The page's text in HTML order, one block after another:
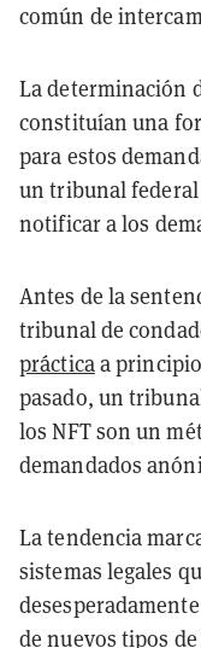
común de
La determinación
constituían una
para estos
un tribunal
notificar a los
Antes de la
tribunal de
prácticaa
pasado, un
los NFT son un
demandados
La tendencia
sistemas legales
de nuevos tipos